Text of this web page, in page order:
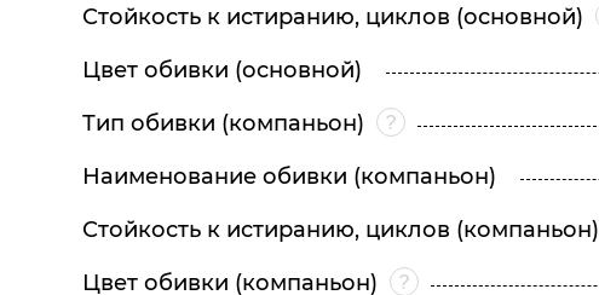
Стойкость к истиранию, циклов (основной)
Цвет обивки (основной)
Тип обивки (компаньон)
Наименование обивки (компаньон)
Стойкость к истиранию, циклов (компаньон)
Цвет обивки (компаньон)